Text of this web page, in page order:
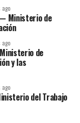
Ministerio de
ago
de
y las
ago
del Trabajo